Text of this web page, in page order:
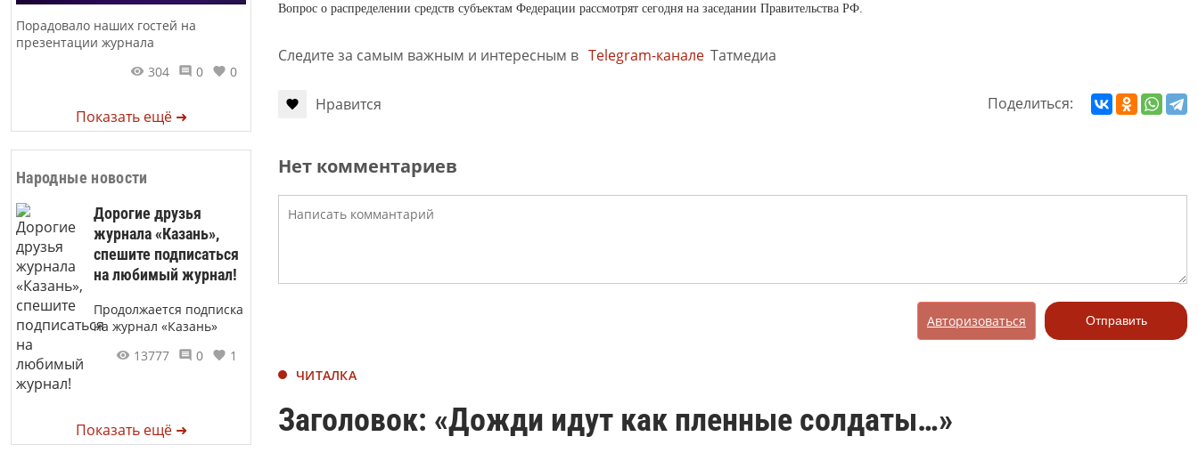
Порадовало наших гостей на
презентации журнала
304
0 0
Показать ещё ➜
Народные новости
Дорогие друзья
журнала «Казань»,
спешите подписаться
на любимый журнал!
Продолжается подписка
на журнал «Казань»
13777
0 1
Показать ещё ➜
Вопрос о распределении средств субъектам Федерации рассмотрят сегодня на заседании Правительства РФ.
Следите за самым важным и интересным в Telegram-канале Татмедиа
Нравится Поделиться:
Нет комментариев
Авторизоваться Отправить
ЧИТАЛКА
Заголовок: «Дожди идут как пленные солдаты…»